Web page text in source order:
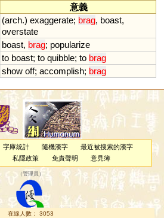
意義
(arch.) exaggerate; brag, boast,
overstate
boast, brag; popularize
to boast; to quibble; to brag
show off; accomplish; brag
字庫統計 隨機漢字
最近被搜索的漢字
私隱政策 免責聲明 意見簿
（管理員 ）
在線人數： 3053